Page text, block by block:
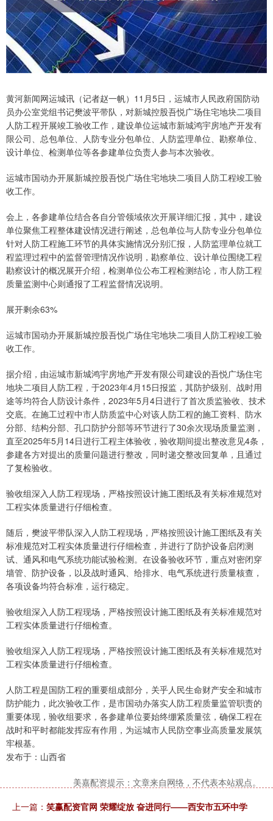
黄河新闻网运城讯（记者赵一帆）11月5日，运城市人民政府国防动
员办公室党组书记樊波平带队，对新城控股吾悦广场住宅地块二项目
人防工程开展竣工验收工作，建设单位运城市新城鸿宇房地产开发有
限公司、总包单位、人防专业分包单位、人防监理单位、勘察单位、
设计单位、检测单位等各参建单位负责人参与本次验收。
运城市国动办开展新城控股吾悦广场住宅地块二项目人防工程竣工验
收工作。
会上，各参建单位结合各自分管领域依次开展详细汇报，其中，建设
单位聚焦工程整体建设情况进行阐述，总包单位与人防专业分包单位
针对人防工程施工环节的具体实施情况分别汇报，人防监理单位就工
程监理过程中的监督管理情况作说明，勘察单位、设计单位围绕工程
勘察设计的概况展开介绍，检测单位公布工程检测结论，市人防工程
质量监测中心则通报了工程监督情况说明。
展开剩余63%
运城市国动办开展新城控股吾悦广场住宅地块二项目人防工程竣工验
收工作。
据介绍，由运城市新城鸿宇房地产开发有限公司建设的吾悦广场住宅
地块二项目人防工程，于2023年4月15日报监，其防护级别、战时用
途等均符合人防设计条件，2023年5月4日进行了首次质监验收、技术
交底。在施工过程中市人防质监中心对该人防工程的施工资料、防水
分部、结构分部、孔口防护分部等环节进行了30余次现场质量监测，
直至2025年5月14日进行工程主体验收，验收期间提出整改意见4条，
参建各方对提出的质量问题进行整改，同时递交整改回复单，且通过
了复检验收。
验收组深入人防工程现场，严格按照设计施工图纸及有关标准规范对
工程实体质量进行仔细检查。
随后，樊波平带队深入人防工程现场，严格按照设计施工图纸及有关
标准规范对工程实体质量进行仔细检查，并进行了防护设备启闭测
试、通风和电气系统功能试验检测。在设备验收环节，重点对密闭穿
墙管、防护设备，以及战时通风、给排水、电气系统进行质量核查，
各项设备均符合标准，运行稳定。
验收组深入人防工程现场，严格按照设计施工图纸及有关标准规范对
工程实体质量进行仔细检查。
验收组深入人防工程现场，严格按照设计施工图纸及有关标准规范对
工程实体质量进行仔细检查。
人防工程是国防工程的重要组成部分，关乎人民生命财产安全和城市
防护能力，此次验收工作，是市国动办落实人防工程质量监管职责的
重要体现，验收组要求，各参建单位要始终绷紧质量弦，确保工程在
战时和平时都能发挥应有作用，为运城市人民防空事业高质量发展筑
牢根基。
发布于：山西省
美嘉配资提示：文章来自网络，不代表本站观点。
上一篇： 笑赢配资官网 荣耀绽放 奋进同行——西安市五环中学